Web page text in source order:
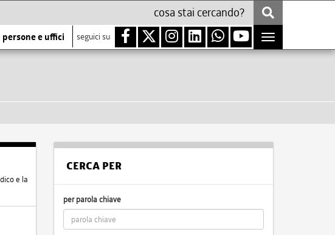
persone e uffici seguici su
Toggle
navigation
e la
CERCA PER
per parola chiave